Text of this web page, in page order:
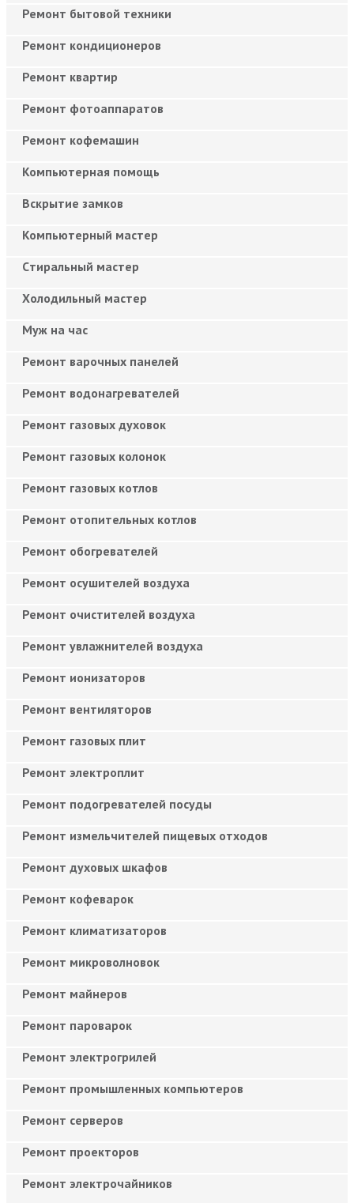
Ремонт бытовой техники
Ремонт кондиционеров
Ремонт квартир
Ремонт фотоаппаратов
Ремонт кофемашин
Компьютерная помощь
Вскрытие замков
Компьютерный мастер
Cтиральный мастер
Холодильный мастер
Муж на час
Ремонт варочных панелей
Ремонт водонагревателей
Ремонт газовых духовок
Ремонт газовых колонок
Ремонт газовых котлов
Ремонт отопительных котлов
Ремонт обогревателей
Ремонт осушителей воздуха
Ремонт очистителей воздуха
Ремонт увлажнителей воздуха
Ремонт ионизаторов
Ремонт вентиляторов
Ремонт газовых плит
Ремонт электроплит
Ремонт подогревателей посуды
Ремонт измельчителей пищевых отходов
Ремонт духовых шкафов
Ремонт кофеварок
Ремонт климатизаторов
Ремонт микроволновок
Ремонт майнеров
Ремонт пароварок
Ремонт электрогрилей
Ремонт промышленных компьютеров
Ремонт серверов
Ремонт проекторов
Ремонт электрочайников